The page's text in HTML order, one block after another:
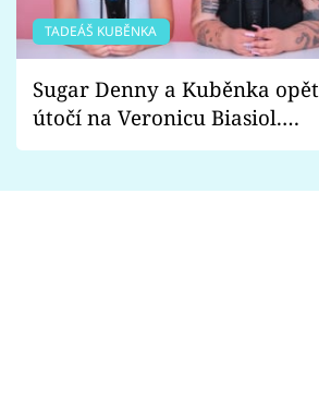
TADEÁŠ KUBĚNKA
Sugar Denny a Kuběnka opět
útočí na Veronicu Biasiol.
Proč je podle nich falešná a